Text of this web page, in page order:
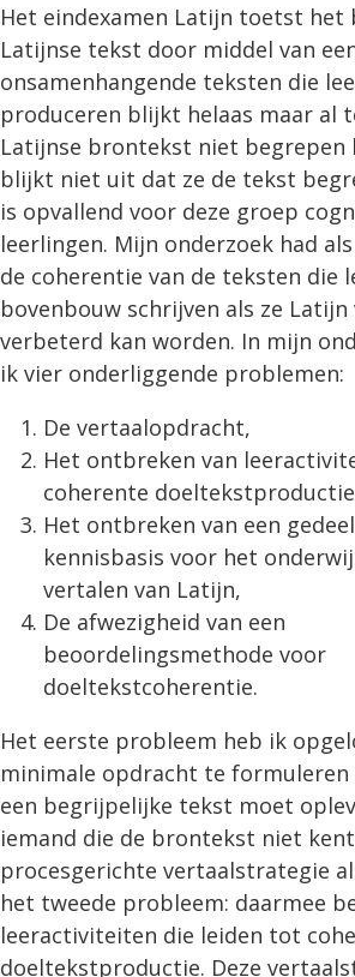
Het eindexamen Latijn toetst het
Latijnse tekst door middel van
onsamenhangende teksten die
produceren blijkt helaas maar al
Latijnse brontekst niet begrepen
blijkt niet uit dat ze de tekst
is opvallend voor deze groep
leerlingen. Mijn onderzoek had
de coherentie van de teksten die
bovenbouw schrijven als ze
verbeterd kan worden. In mijn
ik vier onderliggende problemen:
De vertaalopdracht,
Het ontbreken van
coherente
Het ontbreken van een
kennisbasis voor het
vertalen van Latijn,
De afwezigheid van een
beoordelingsmethode voor
doeltekstcoherentie.
Het eerste probleem heb ik
minimale opdracht te
een begrijpelijke tekst moet
iemand die de brontekst niet
procesgerichte vertaalstrategie
het tweede probleem: daarmee
leeractiviteiten die leiden tot
doeltekstproductie. Deze